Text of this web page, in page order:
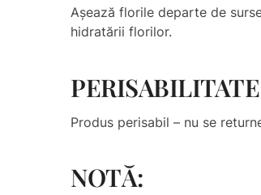
Așează florile departe de
hidratării florilor.
Produs perisabil – nu se
NOTĂ: